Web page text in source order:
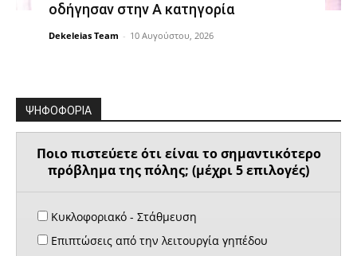
οδήγησαν στην Α κατηγορία
Dekeleias Team - 10 Αυγούστου, 2026
ΨΗΦΟΦΟΡΙΑ
Ποιο πιστεύετε ότι είναι το σημαντικότερο
πρόβλημα της πόλης; (μέχρι 5 επιλογές)
Κυκλοφοριακό - Στάθμευση
Επιπτώσεις από την λειτουργία γηπέδου